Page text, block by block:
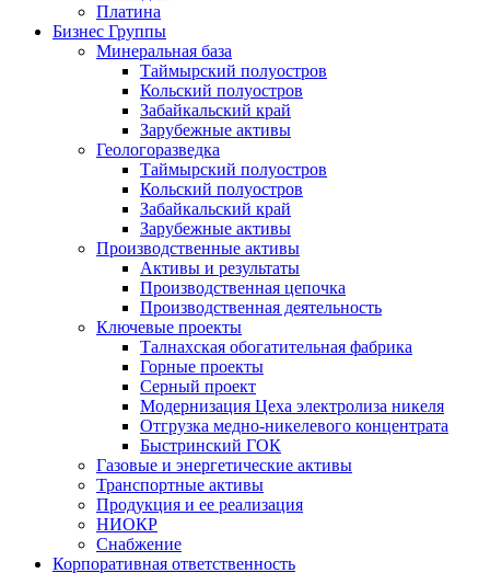
Платина
Бизнес Группы
Минеральная база
Таймырский полуостров
Кольский полуостров
Забайкальский край
Зарубежные активы
Геологоразведка
Таймырский полуостров
Кольский полуостров
Забайкальский край
Зарубежные активы
Производственные активы
Активы и результаты
Производственная цепочка
Производственная деятельность
Ключевые проекты
Талнахская обогатительная фабрика
Горные проекты
Серный проект
Модернизация Цеха электролиза никеля
Отгрузка медно-никелевого концентрата
Быстринский ГОК
Газовые и энергетические активы
Транспортные активы
Продукция и ее реализация
НИОКР
Снабжение
Корпоративная ответственность